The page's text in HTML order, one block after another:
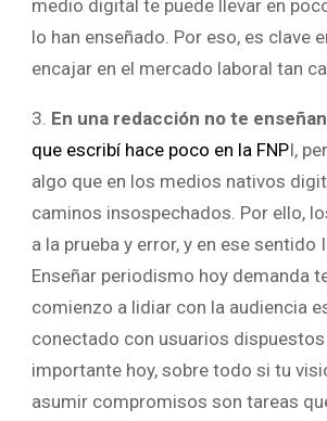
medio digital te puede llevar en
lo han enseñado. Por eso, es clave
encajar en el mercado laboral tan
3. En una redacción no te
que escribí hace poco en la FNPI,
algo que en los medios nativos
caminos insospechados. Por ello,
a la prueba y error, y en ese
Enseñar periodismo hoy demanda
comienzo a lidiar con la audiencia
conectado con usuarios
importante hoy, sobre todo si tu
asumir compromisos son tareas